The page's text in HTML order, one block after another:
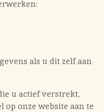
als u dit zelf aan
u actief verstrekt,
onze website aan te